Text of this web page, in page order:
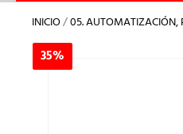
INICIO/05. AUTOMATIZACIÓN,
35%
35%